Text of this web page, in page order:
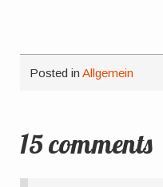
Posted inAllgemein
15 comments